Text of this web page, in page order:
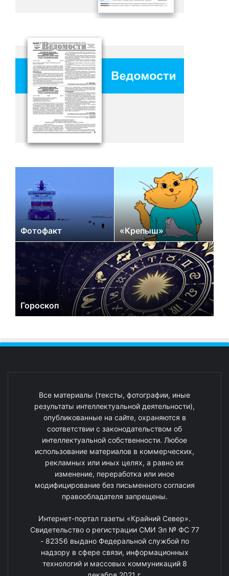
Фотофакт «Крепыш»
Гороскоп
Все материалы (тексты, фотографии, иные
результаты интеллектуальной деятельности),
опубликованные на сайте, охраняются в
соответствии с законодательством об
интеллектуальной собственности. Любое
использование материалов в коммерческих,
рекламных или иных целях, а равно их
изменение, переработка или иное
модифицирование без письменного согласия
правообладателя запрещены.
Интернет-портал газеты «Крайний Север».
Свидетельство о регистрации СМИ Эл № ФС 77
- 82356 выдано Федеральной службой по
надзору в сфере связи, информационных
технологий и массовых коммуникаций 8